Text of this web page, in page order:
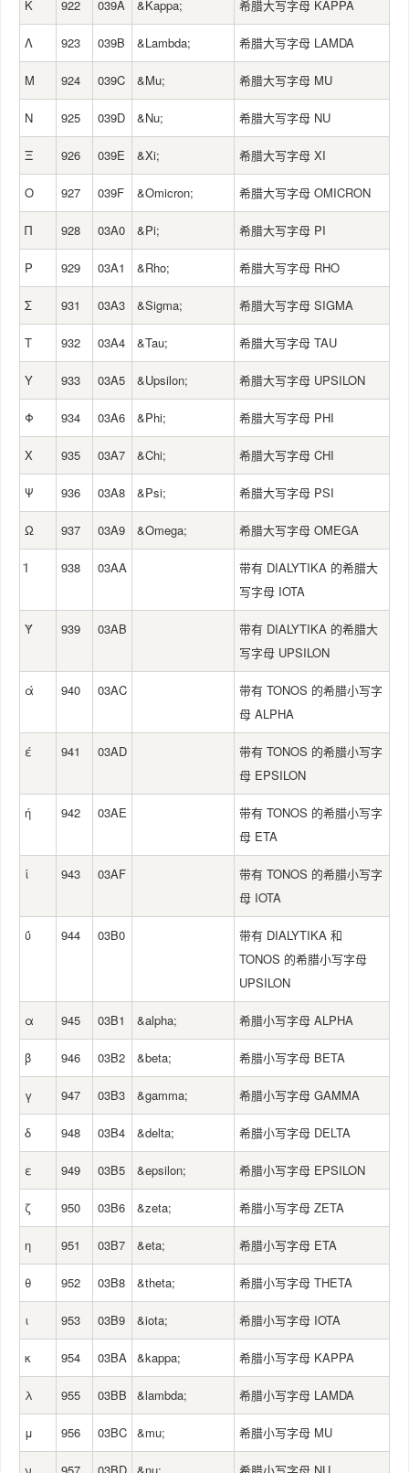
Κ 922 039A &Kappa; 希腊大写字母 KAPPA
Λ 923 039B &Lambda; 希腊大写字母 LAMDA
Μ 924 039C &Mu; 希腊大写字母 MU
Ν 925 039D &Nu; 希腊大写字母 NU
Ξ 926 039E &Xi; 希腊大写字母 XI
Ο 927 039F &Omicron; 希腊大写字母 OMICRON
Π 928 03A0 &Pi; 希腊大写字母 PI
Ρ 929 03A1 &Rho; 希腊大写字母 RHO
Σ 931 03A3 &Sigma; 希腊大写字母 SIGMA
Τ 932 03A4 &Tau; 希腊大写字母 TAU
Υ 933 03A5 &Upsilon; 希腊大写字母 UPSILON
Φ 934 03A6 &Phi; 希腊大写字母 PHI
Χ 935 03A7 &Chi; 希腊大写字母 CHI
Ψ 936 03A8 &Psi; 希腊大写字母 PSI
Ω 937 03A9 &Omega; 希腊大写字母 OMEGA
Ϊ 938 03AA
带有 DIALYTIKA 的希腊大
写字母 IOTA
Ϋ 939 03AB
带有 DIALYTIKA 的希腊大
写字母 UPSILON
ά 940 03AC
带有 TONOS 的希腊小写字
母 ALPHA
έ 941 03AD
带有 TONOS 的希腊小写字
母 EPSILON
ή 942 03AE
带有 TONOS 的希腊小写字
母 ETA
ί 943 03AF
带有 TONOS 的希腊小写字
母 IOTA
ΰ 944 03B0
带有 DIALYTIKA 和
TONOS 的希腊小写字母
UPSILON
α 945 03B1 &alpha; 希腊小写字母 ALPHA
β 946 03B2 &beta; 希腊小写字母 BETA
γ 947 03B3 &gamma; 希腊小写字母 GAMMA
δ 948 03B4 &delta; 希腊小写字母 DELTA
ε 949 03B5 &epsilon; 希腊小写字母 EPSILON
ζ 950 03B6 &zeta; 希腊小写字母 ZETA
η 951 03B7 &eta; 希腊小写字母 ETA
θ 952 03B8 &theta; 希腊小写字母 THETA
ι 953 03B9 &iota; 希腊小写字母 IOTA
κ 954 03BA &kappa; 希腊小写字母 KAPPA
λ 955 03BB &lambda; 希腊小写字母 LAMDA
μ 956 03BC &mu; 希腊小写字母 MU